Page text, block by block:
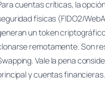
cuentas críticas, la
físicas (FIDO2/
un token
remotamente. Son
Vale la pena
y cuentas financieras.